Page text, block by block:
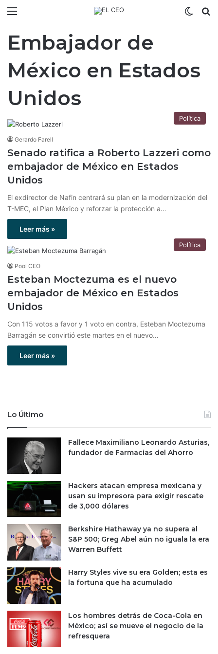
Embajador de
México en Estados
Unidos
Política
Gerardo Farell
Senado ratifica a Roberto Lazzeri como
embajador de México en Estados
Unidos
El exdirector de Nafin centrará su plan en la modernización del
T-MEC, el Plan México y reforzar la protección a…
Leer más »
Política
Pool CEO
Esteban Moctezuma es el nuevo
embajador de México en Estados
Unidos
Con 115 votos a favor y 1 voto en contra, Esteban Moctezuma
Barragán se convirtió este martes en el nuevo…
Leer más »
Lo Último
Fallece Maximiliano Leonardo Asturias,
fundador de Farmacias del Ahorro
Hackers atacan empresa mexicana y
usan su impresora para exigir rescate
de 3,000 dólares
Berkshire Hathaway ya no supera al
S&P 500; Greg Abel aún no iguala la era
Warren Buffett
Harry Styles vive su era Golden; esta es
la fortuna que ha acumulado
Los hombres detrás de Coca-Cola en
México; así se mueve el negocio de la
refresquera